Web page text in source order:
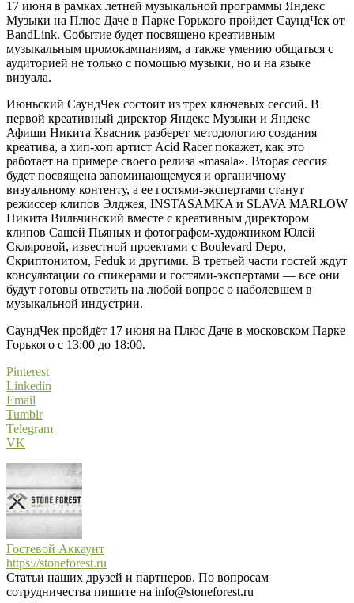
17 июня в рамках летней музыкальной программы Яндекс
Музыки на Плюс Даче в Парке Горького пройдет СаундЧек от
BandLink. Событие будет посвящено креативным
музыкальным промокампаниям, а также умению общаться с
аудиторией не только с помощью музыки, но и на языке
визуала.
Июньский СаундЧек состоит из трех ключевых сессий. В
первой креативный директор Яндекс Музыки и Яндекс
Афиши Никита Квасник разберет методологию создания
креатива, а хип-хоп артист Acid Racer покажет, как это
работает на примере своего релиза «masala». Вторая сессия
будет посвящена запоминающемуся и органичному
визуальному контенту, а ее гостями-экспертами станут
режиссер клипов Элджея, INSTASAMKA и SLAVA MARLOW
Никита Вильчинский вместе с креативным директором
клипов Сашей Пьяных и фотографом-художником Юлей
Скляровой, известной проектами с Boulevard Depo,
Скриптонитом, Feduk и другими. В третьей части гостей ждут
консультации со спикерами и гостями-экспертами — все они
будут готовы ответить на любой вопрос о наболевшем в
музыкальной индустрии.
СаундЧек пройдёт 17 июня на Плюс Даче в московском Парке
Горького с 13:00 до 18:00.
Pinterest
Linkedin
Email
Tumblr
Telegram
VK
Гостевой Аккаунт
https://stoneforest.ru
Статьи наших друзей и партнеров. По вопросам
сотрудничества пишите на info@stoneforest.ru